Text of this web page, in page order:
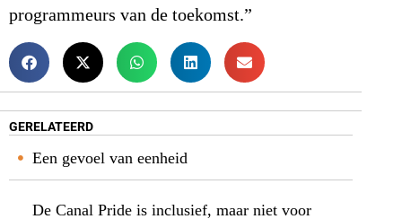
programmeurs van de toekomst.”
GERELATEERD
Een gevoel van eenheid
De Canal Pride is inclusief, maar niet voor